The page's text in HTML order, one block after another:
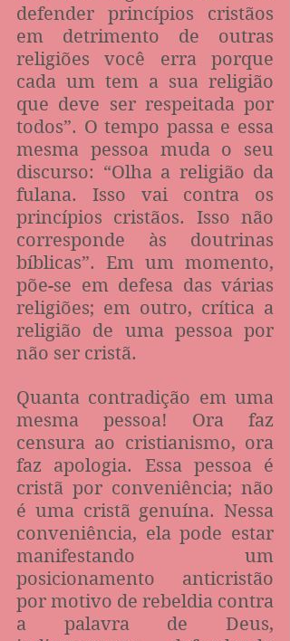
defender princípios cristãos
em detrimento de outras
religiões você erra porque
cada um tem a sua religião
que deve ser respeitada por
todos”. O tempo passa e essa
mesma pessoa muda o seu
discurso: “Olha a religião da
fulana. Isso vai contra os
princípios cristãos. Isso não
corresponde às doutrinas
bíblicas”. Em um momento,
põe-se em defesa das várias
religiões; em outro, crítica a
religião de uma pessoa por
não ser cristã.
Quanta contradição em uma
mesma pessoa! Ora faz
censura ao cristianismo, ora
faz apologia. Essa pessoa é
cristã por conveniência; não
é uma cristã genuína. Nessa
conveniência, ela pode estar
manifestando um
posicionamento anticristão
por motivo de rebeldia contra
a palavra de Deus,